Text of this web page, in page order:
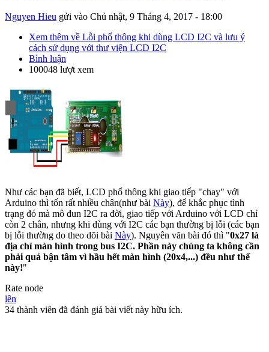
Nguyen Hieu gửi vào Chủ nhật, 9 Tháng 4, 2017 - 18:00
Xem thêm về Lỗi phổ thông khi dùng LCD I2C và lưu ý
cách sử dụng với thư viện LCD I2C
Bình luận
100048 lượt xem
Như các bạn đã biết, LCD phổ thông khi giao tiếp "chay" với
Arduino thì tốn rất nhiều chân(như bài Này), để khắc phục tình
trạng đó mà mô đun I2C ra đời, giao tiếp với Arduino với LCD chỉ
còn 2 chân, nhưng khi dùng với I2C các bạn thường bị lỗi (các bạn
bị lỗi thường do theo dõi bài Này). Nguyên văn bài đó thì "0x27 là
địa chỉ màn hình trong bus I2C. Phần này chúng ta không cần
phải quá bận tâm vì hầu hết màn hình (20x4,...) đều như thế
này!"
Rate node
lên
34 thành viên đã đánh giá bài viết này hữu ích.